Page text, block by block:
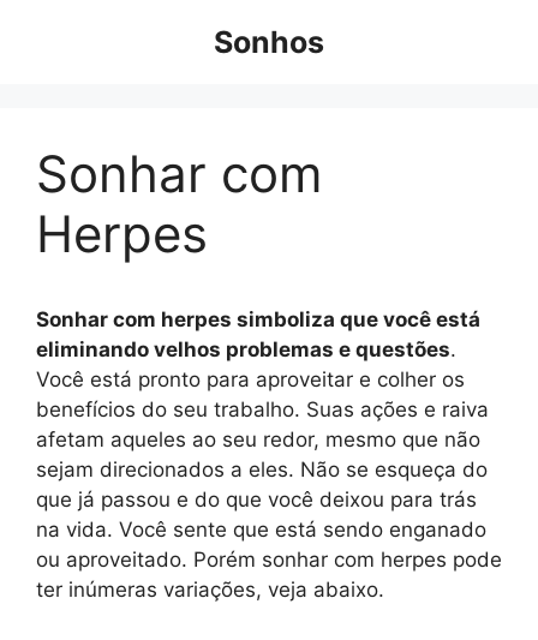
Sonhos
Sonhar com
Herpes
Sonhar com herpes simboliza que você está
eliminando velhos problemas e questões.
Você está pronto para aproveitar e colher os
benefícios do seu trabalho. Suas ações e raiva
afetam aqueles ao seu redor, mesmo que não
sejam direcionados a eles. Não se esqueça do
que já passou e do que você deixou para trás
na vida. Você sente que está sendo enganado
ou aproveitado. Porém sonhar com herpes pode
ter inúmeras variações, veja abaixo.